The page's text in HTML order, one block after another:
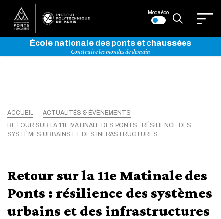
Mode éco
École nationale des ponts et chaussées
Construire les mondes de demain
ACCUEIL
ACTUALITÉS & ÉVÈNEMENTS
RETOUR SUR LA 11E MATINALE DES PONTS : RÉSILIENCE DES
SYSTÈMES URBAINS ET DES INFRASTRUCTURES
Retour sur la 11e Matinale des
Ponts : résilience des systèmes
urbains et des infrastructures